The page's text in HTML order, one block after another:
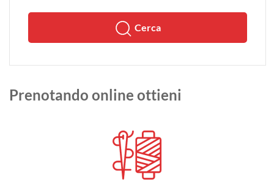
Cerca
Prenotando online ottieni